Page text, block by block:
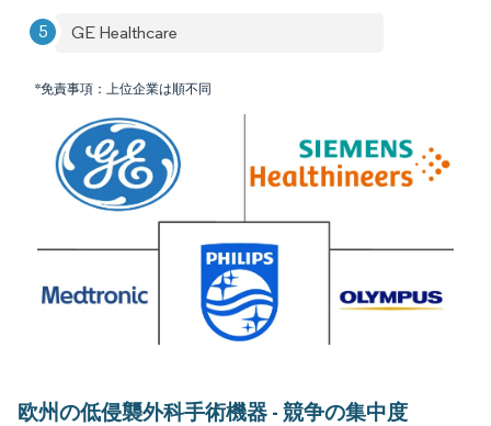
GE Healthcare
*免責事項：上位企業は順不同
欧州の低侵襲外科手術機器 - 競争の集中度